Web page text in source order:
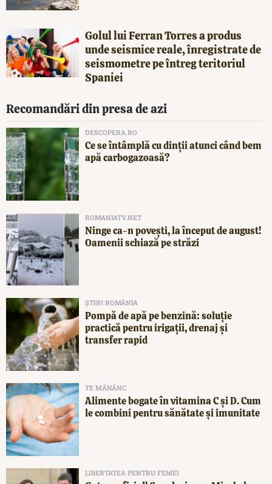
Golul lui Ferran Torres a produs
unde seismice reale, înregistrate de
seismometre pe întreg teritoriul
Spaniei
Recomandări din presa de azi
DESCOPERA.RO
Ce se întâmplă cu dinții atunci când bem
apă carbogazoasă?
ROMANIATV.NET
Ninge ca-n povești, la început de august!
Oamenii schiază pe străzi
ȘTIRI ROMÂNIA
Pompă de apă pe benzină: soluție
practică pentru irigații, drenaj și
transfer rapid
TE MĂNÂNC
Alimente bogate în vitamina C și D. Cum
le combini pentru sănătate și imunitate
LIBERTATEA PENTRU FEMEI